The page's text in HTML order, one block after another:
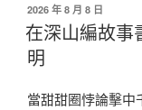
發
佈
於
2026 年 8 月 8 日
在深山編故事
明
當甜甜圈悖論擊中